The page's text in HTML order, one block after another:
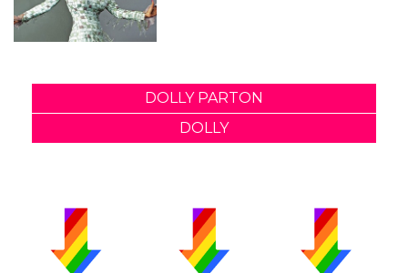
DOLLY PARTON
DOLLY